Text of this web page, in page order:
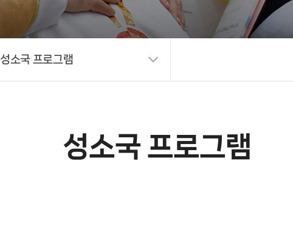
성소국 프로그램
성소국 프로그램